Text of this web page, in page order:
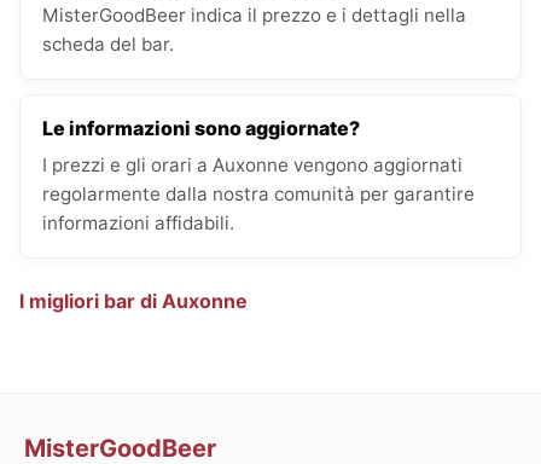
MisterGoodBeer indica il prezzo e i dettagli nella
scheda del bar.
Le informazioni sono aggiornate?
I prezzi e gli orari a Auxonne vengono aggiornati
regolarmente dalla nostra comunità per garantire
informazioni affidabili.
I migliori bar di Auxonne
MisterGoodBeer